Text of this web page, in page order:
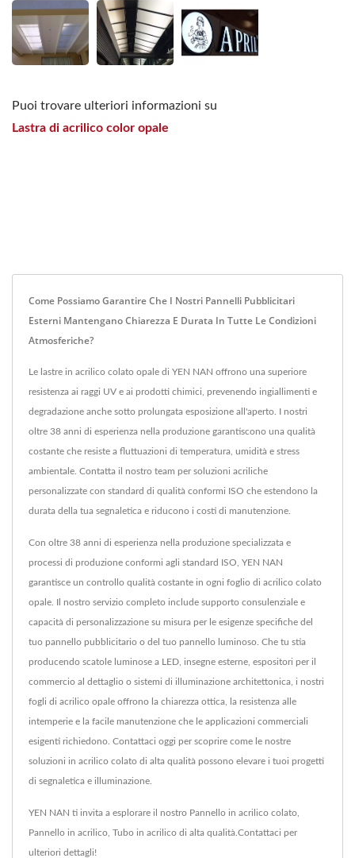
Puoi trovare ulteriori informazioni su
Lastra di acrilico color opale
Come Possiamo Garantire Che I Nostri Pannelli Pubblicitari
Esterni Mantengano Chiarezza E Durata In Tutte Le Condizioni
Atmosferiche?
Le lastre in acrilico colato opale di YEN NAN offrono una superiore
resistenza ai raggi UV e ai prodotti chimici, prevenendo ingiallimenti e
degradazione anche sotto prolungata esposizione all'aperto. I nostri
oltre 38 anni di esperienza nella produzione garantiscono una qualità
costante che resiste a fluttuazioni di temperatura, umidità e stress
ambientale. Contatta il nostro team per soluzioni acriliche
personalizzate con standard di qualità conformi ISO che estendono la
durata della tua segnaletica e riducono i costi di manutenzione.
Con oltre 38 anni di esperienza nella produzione specializzata e
processi di produzione conformi agli standard ISO, YEN NAN
garantisce un controllo qualità costante in ogni foglio di acrilico colato
opale. Il nostro servizio completo include supporto consulenziale e
capacità di personalizzazione su misura per le esigenze specifiche del
tuo pannello pubblicitario o del tuo pannello luminoso. Che tu stia
producendo scatole luminose a LED, insegne esterne, espositori per il
commercio al dettaglio o sistemi di illuminazione architettonica, i nostri
fogli di acrilico opale offrono la chiarezza ottica, la resistenza alle
intemperie e la facile manutenzione che le applicazioni commerciali
esigenti richiedono. Contattaci oggi per scoprire come le nostre
soluzioni in acrilico colato di alta qualità possono elevare i tuoi progetti
di segnaletica e illuminazione.
YEN NAN ti invita a esplorare il nostro Pannello in acrilico colato
Pannello in acrilico Tubo in acrilico di alta qualità. Contattaci per
ulteriori dettagli!